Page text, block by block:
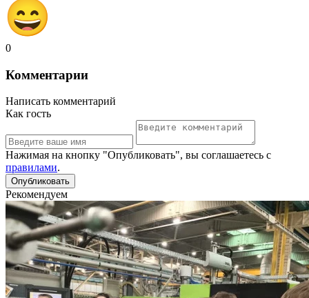
0
Комментарии
Написать комментарий
Как гость
Нажимая на кнопку "Опубликовать", вы соглашаетесь с
правилами.
Рекомендуем